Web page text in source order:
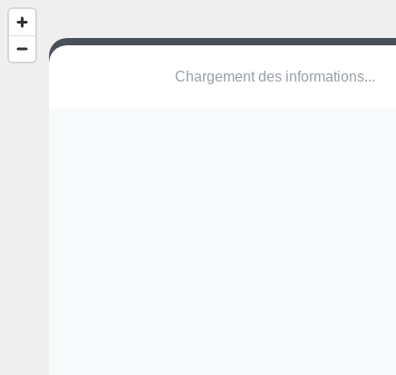
Chargement des informations...